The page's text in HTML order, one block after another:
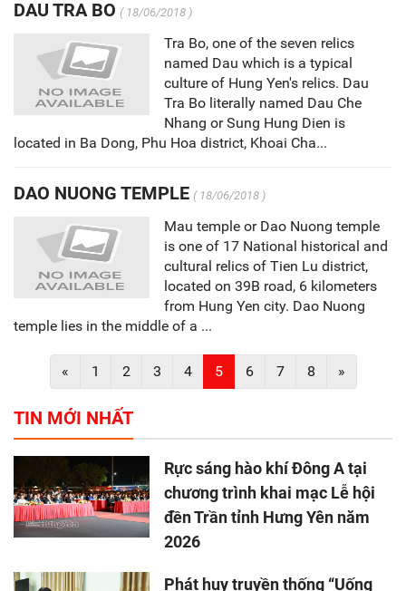
DAU TRA BO ( 18/06/2018 )
Tra Bo, one of the seven relics
named Dau which is a typical
culture of Hung Yen's relics. Dau
Tra Bo literally named Dau Che
Nhang or Sung Hung Dien is
located in Ba Dong, Phu Hoa district, Khoai Cha...
DAO NUONG TEMPLE ( 18/06/2018 )
Mau temple or Dao Nuong temple
is one of 17 National historical and
cultural relics of Tien Lu district,
located on 39B road, 6 kilometers
from Hung Yen city. Dao Nuong
temple lies in the middle of a ...
« 1 2 3 4 5 6 7 8 »
TIN MỚI NHẤT
Rực sáng hào khí Đông A tại
chương trình khai mạc Lễ hội
đền Trần tỉnh Hưng Yên năm
2026
Phát huy truyền thống “Uống